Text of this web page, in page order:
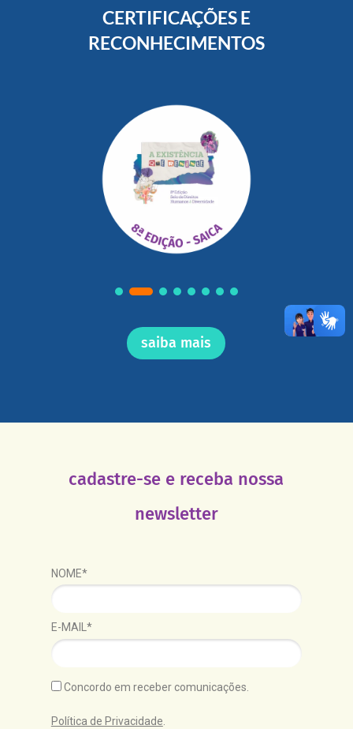
CERTIFICAÇÕES E
RECONHECIMENTOS
saiba mais
cadastre-se e receba nossa
newsletter
NOME*
E-MAIL*
Concordo em receber comunicações.
Política de Privacidade